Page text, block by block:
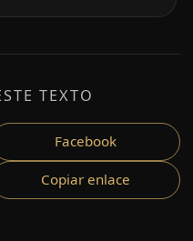
TEXTO
Facebook
Copiar enlace